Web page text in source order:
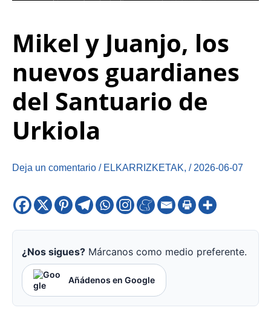
Mikel y Juanjo, los
nuevos guardianes
del Santuario de
Urkiola
Deja un comentario / ELKARRIZKETAK, / 2026-06-07
¿Nos sigues? Márcanos como medio preferente.
Añádenos en Google